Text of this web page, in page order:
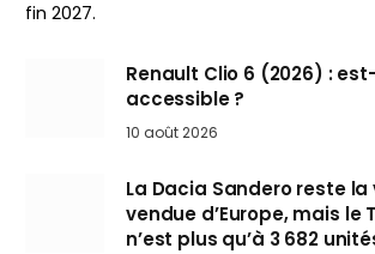
fin 2027.
Renault Clio 6 (2026) :
accessible ?
10 août 2026
La Dacia Sandero reste
vendue d’Europe, mais le
n’est plus qu’à 3 682